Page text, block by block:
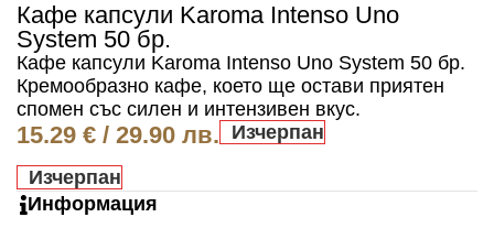
Кафе капсули Karoma Intenso Uno
System 50 бр.
Кафе капсули Karoma Intenso Uno System 50 бр.
Кремообразно кафе, което ще остави приятен
спомен със силен и интензивен вкус.
15.29 € / 29.90 лв. Изчерпан
Изчерпан
Информация